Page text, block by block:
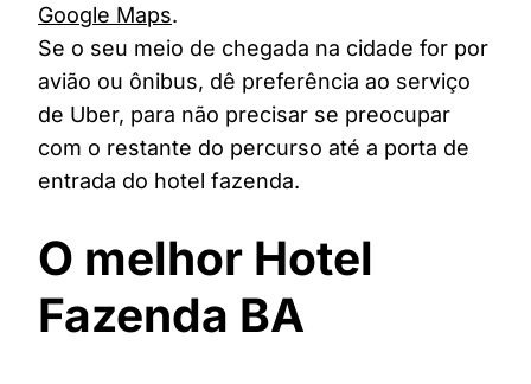
Google Maps.
Se o seu meio de chegada na cidade for por
avião ou ônibus, dê preferência ao serviço
de Uber, para não precisar se preocupar
com o restante do percurso até a porta de
entrada do hotel fazenda.
O melhor Hotel
Fazenda BA